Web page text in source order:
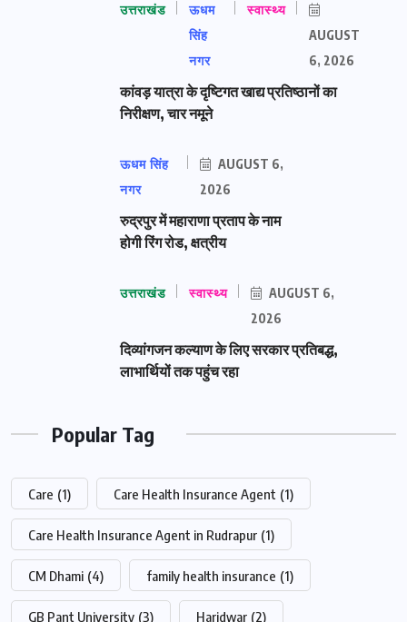
उत्तराखंड
ऊधम
सिंह
नगर
स्वास्थ्य
AUGUST
6, 2026
कांवड़ यात्रा के दृष्टिगत खाद्य प्रतिष्ठानों का
निरीक्षण, चार नमूने
ऊधम सिंह
नगर
AUGUST 6,
2026
रुद्रपुर में महाराणा प्रताप के नाम
होगी रिंग रोड, क्षत्रीय
उत्तराखंड स्वास्थ्य
AUGUST 6,
2026
दिव्यांगजन कल्याण के लिए सरकार प्रतिबद्ध,
लाभार्थियों तक पहुंच रहा
Popular Tag
Care (1) Care Health Insurance Agent (1)
Care Health Insurance Agent in Rudrapur (1)
CM Dhami (4) family health insurance (1)
GB Pant University (3) Haridwar (2)